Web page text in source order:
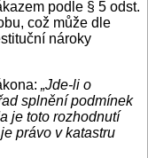
podle § 5 odst.
což může dle
nároky
„Jde-li o
splnění podmínek
je toto rozhodnutí
právo v katastru